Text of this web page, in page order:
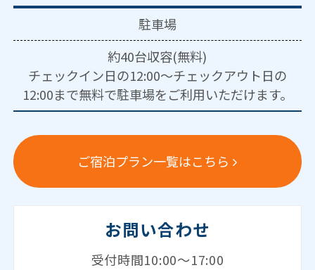
駐車場
約40台収容(無料)
チェックイン日の12:00～チェックアウト日の
12:00まで無料で駐車場をご利用いただけます。
ご宿泊プラン一覧はこちら
お問い合わせ
受付時間10:00～17:00